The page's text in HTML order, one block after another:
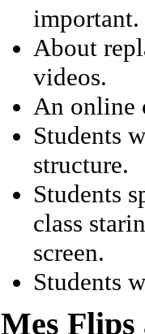
important.
About
videos.
An online
Students
structure.
Students
class
screen.
Students
Mes Flips